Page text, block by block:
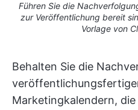
Führen Sie die
zur Veröffentlichung bereit
Vorlage von
Behalten Sie die
Marketingkalendern,